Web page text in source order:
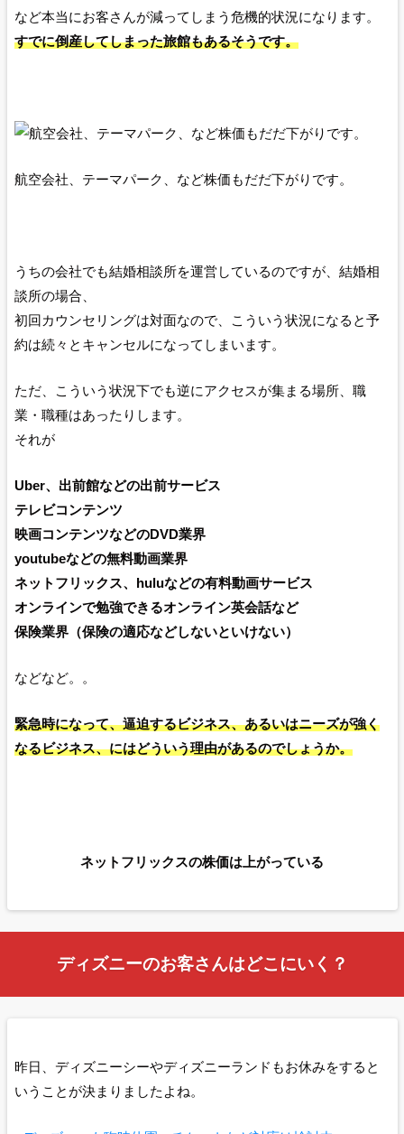
など本当にお客さんが減ってしまう危機的状況になります。
すでに倒産してしまった旅館もあるそうです。
航空会社、テーマパーク、など株価もだだ下がりです。
うちの会社でも結婚相談所を運営しているのですが、結婚相
談所の場合、
初回カウンセリングは対面なので、こういう状況になると予
約は続々とキャンセルになってしまいます。
ただ、こういう状況下でも逆にアクセスが集まる場所、職
業・職種はあったりします。
それが
Uber、出前館などの出前サービス
テレビコンテンツ
映画コンテンツなどのDVD業界
youtubeなどの無料動画業界
ネットフリックス、huluなどの有料動画サービス
オンラインで勉強できるオンライン英会話など
保険業界（保険の適応などしないといけない）
などなど。。
緊急時になって、逼迫するビジネス、あるいはニーズが強く
なるビジネス、にはどういう理由があるのでしょうか。
ネットフリックスの株価は上がっている
ディズニーのお客さんはどこにいく？
昨日、ディズニーシーやディズニーランドもお休みをすると
いうことが決まりましたよね。